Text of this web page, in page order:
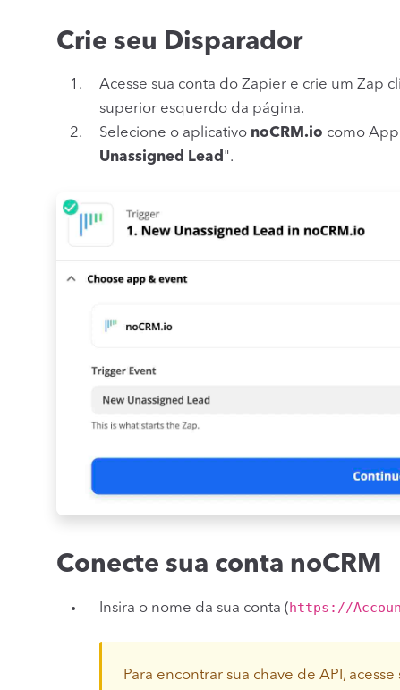
Crie seu Disparador
Acesse sua conta do Zapier e crie um Zap
superior esquerdo da página.
Selecione o aplicativo noCRM.io como App
Unassigned Lead ".
Conecte sua conta noCRM
Insira o nome da sua conta (https://
Para encontrar sua chave de API,